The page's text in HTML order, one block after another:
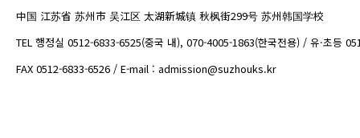
中国 江苏省 苏州市 吴江区 太湖新城镇 秋枫街299号 苏州韩国学校
TEL 행정실 0512-6833-6525(중국 내), 070-4005-1863(한국전용) / 유·초등
FAX 0512-6833-6526 / E-mail : admission@suzhouks.kr